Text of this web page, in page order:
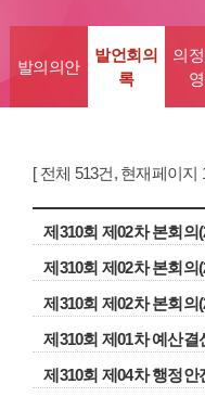
발의의안
발언회의
록
의
[ 전체 513건, 현재페이지
제310회 제02차 본회의
제310회 제02차 본회의
제310회 제02차 본회의
제310회 제01차 예산결
제310회 제04차 행정안